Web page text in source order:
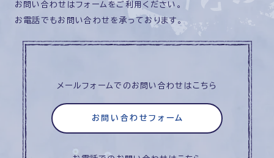
お問い合わせはフォームをご利用ください。
お電話でもお問い合わせを承っております。
メールフォームでのお問い合わせはこちら
お問い合わせフォーム